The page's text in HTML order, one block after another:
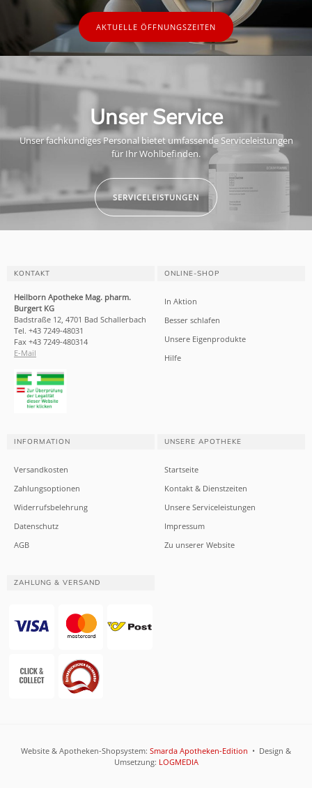
AKTUELLE ÖFFNUNGSZEITEN
Unser Service
Unser fachkundiges Personal bietet umfassende Serviceleistungen
für Ihr Wohlbefinden.
SERVICELEISTUNGEN
KONTAKT
Heilborn Apotheke Mag. pharm.
Burgert KG
Badstraße 12, 4701 Bad Schallerbach
Tel. +43 7249-48031
Fax +43 7249-480314
E-Mail
ONLINE-SHOP
In Aktion
Besser schlafen
Unsere Eigenprodukte
Hilfe
INFORMATION
Versandkosten
Zahlungsoptionen
Widerrufsbelehrung
Datenschutz
AGB
UNSERE APOTHEKE
Startseite
Kontakt & Dienstzeiten
Unsere Serviceleistungen
Impressum
Zu unserer Website
ZAHLUNG & VERSAND
Website & Apotheken-Shopsystem: Smarda Apotheken-Edition • Design &
Umsetzung: LOGMEDIA